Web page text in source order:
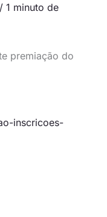
/ 1 minuto de
premiação do
inscricoes-